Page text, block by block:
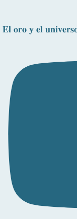
𝐄𝐥 𝐨𝐫𝐨 𝐲 𝐞𝐥